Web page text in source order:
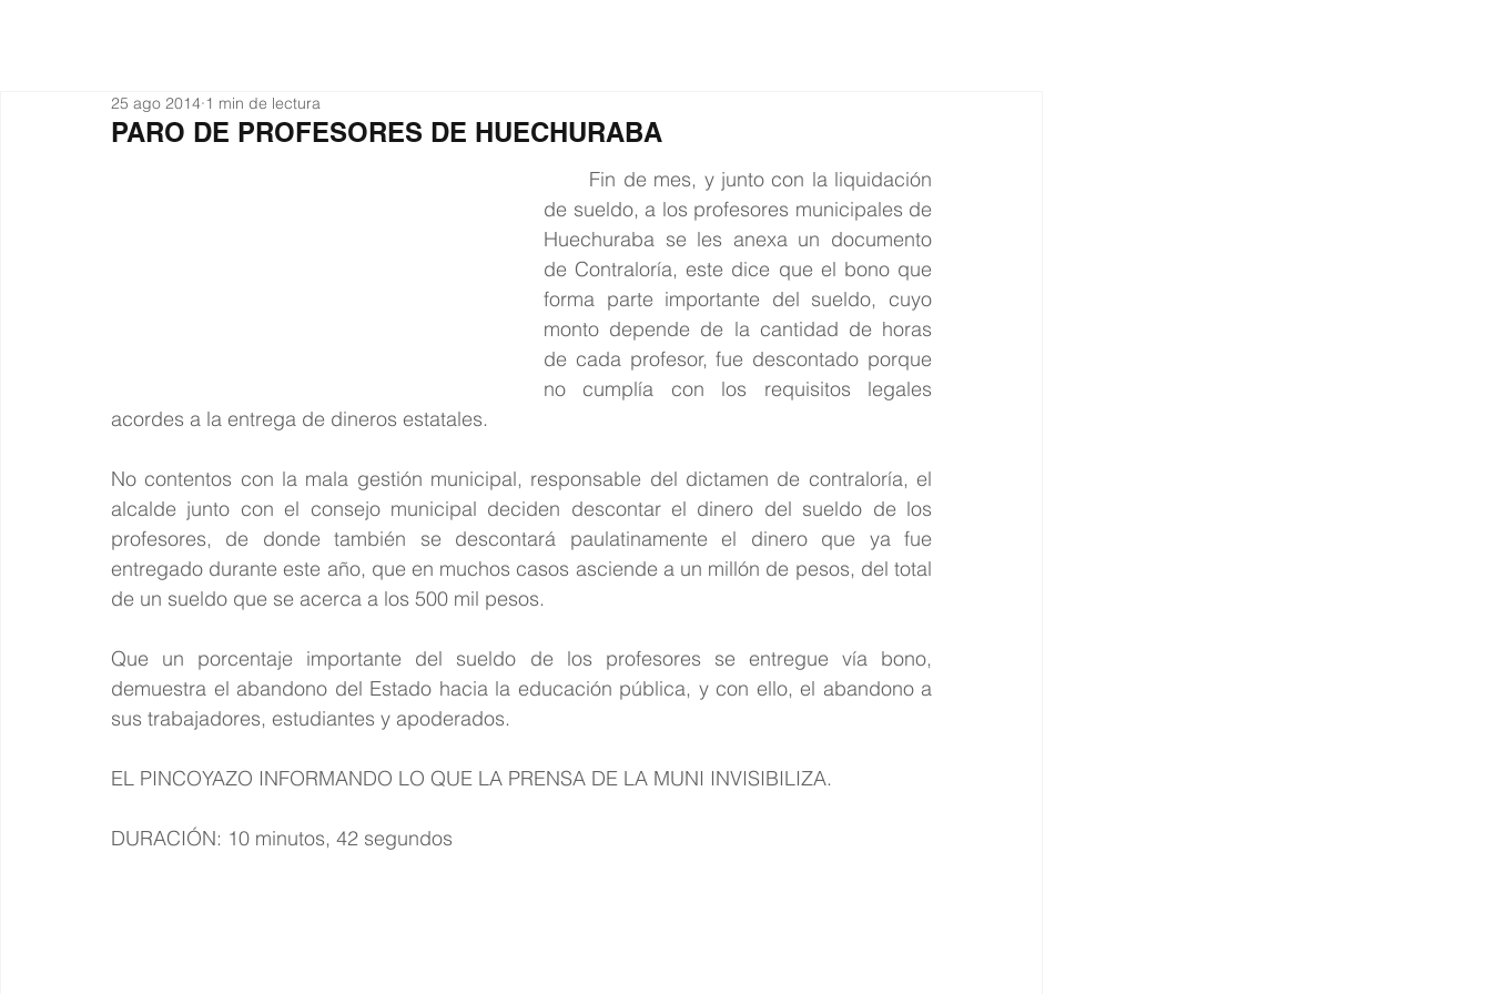
PARO DE PROFESORES DE HUECHURABA
25 ago 2014 1 min de lectura
de sueldo, a los profesores municipales de
Huechuraba se les anexa un documento
de Contraloría, este dice que el bono que
forma parte importante del sueldo, cuyo
monto depende de la cantidad de horas
de cada profesor, fue descontado porque
no cumplía con los requisitos legales
acordes a la entrega de dineros estatales.
No contentos con la mala gestión municipal, responsable del dictamen de contraloría, el
alcalde junto con el consejo municipal deciden descontar el dinero del sueldo de los
profesores, de donde también se descontará paulatinamente el dinero que ya fue
entregado durante este año, que en muchos casos asciende a un millón de pesos, del total
de un sueldo que se acerca a los 500 mil pesos.
Que un porcentaje importante del sueldo de los profesores se entregue vía bono,
demuestra el abandono del Estado hacia la educación pública, y con ello, el abandono a
sus trabajadores, estudiantes y apoderados.
EL PINCOYAZO INFORMANDO LO QUE LA PRENSA DE LA MUNI INVISIBILIZA.
DURACIÓN: 10 minutos, 42 segundos